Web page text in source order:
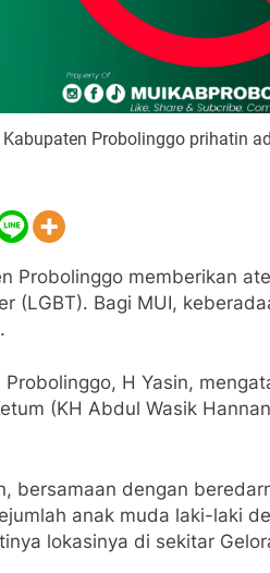
Kabupaten Probolinggo prihatin
Probolinggo memberikan
(LGBT). Bagi MUI,
H Yasin,
(KH Abdul Wasik
bersamaan dengan
anak muda laki-laki
lokasinya di sekitar